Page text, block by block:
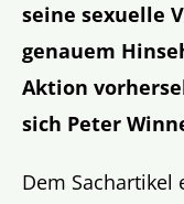
seine sexuelle
genauem
Aktion
sich Peter
Dem Sachartikel